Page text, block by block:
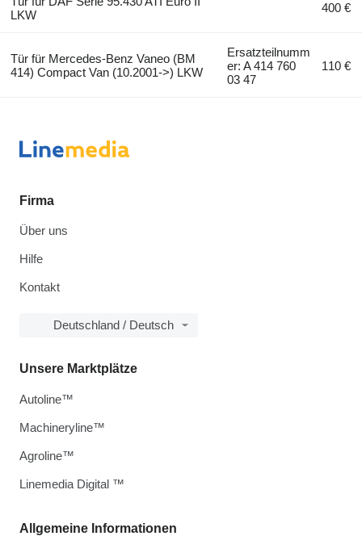
LKW
400 €
Tür für Mercedes-Benz Vaneo (BM
414) Compact Van (10.2001->) LKW
Ersatzteilnumm
er: A 414 760
03 47
110 €
Firma
Über uns
Hilfe
Kontakt
Deutschland / Deutsch
Allgemeine Informationen
Unsere Marktplätze
Autoline™
Machineryline™
Agroline™
Linemedia Digital ™